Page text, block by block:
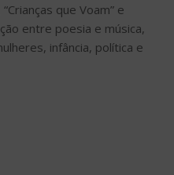
que Voam” e
entre poesia e música,
infância, política e